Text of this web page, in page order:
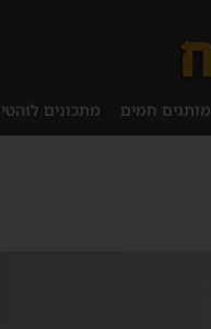
מותגים חמים מתכונים